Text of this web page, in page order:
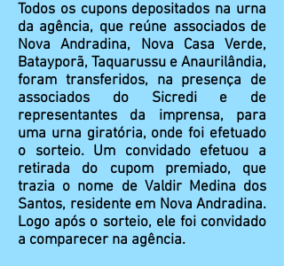
Todos os cupons depositados na urna
da agência, que reúne associados de
Nova Andradina, Nova Casa Verde,
Batayporã, Taquarussu e Anaurilândia,
foram transferidos, na presença de
associados do Sicredi e de
representantes da imprensa, para
uma urna giratória, onde foi efetuado
o sorteio. Um convidado efetuou a
retirada do cupom premiado, que
trazia o nome de Valdir Medina dos
Santos, residente em Nova Andradina.
Logo após o sorteio, ele foi convidado
a comparecer na agência.